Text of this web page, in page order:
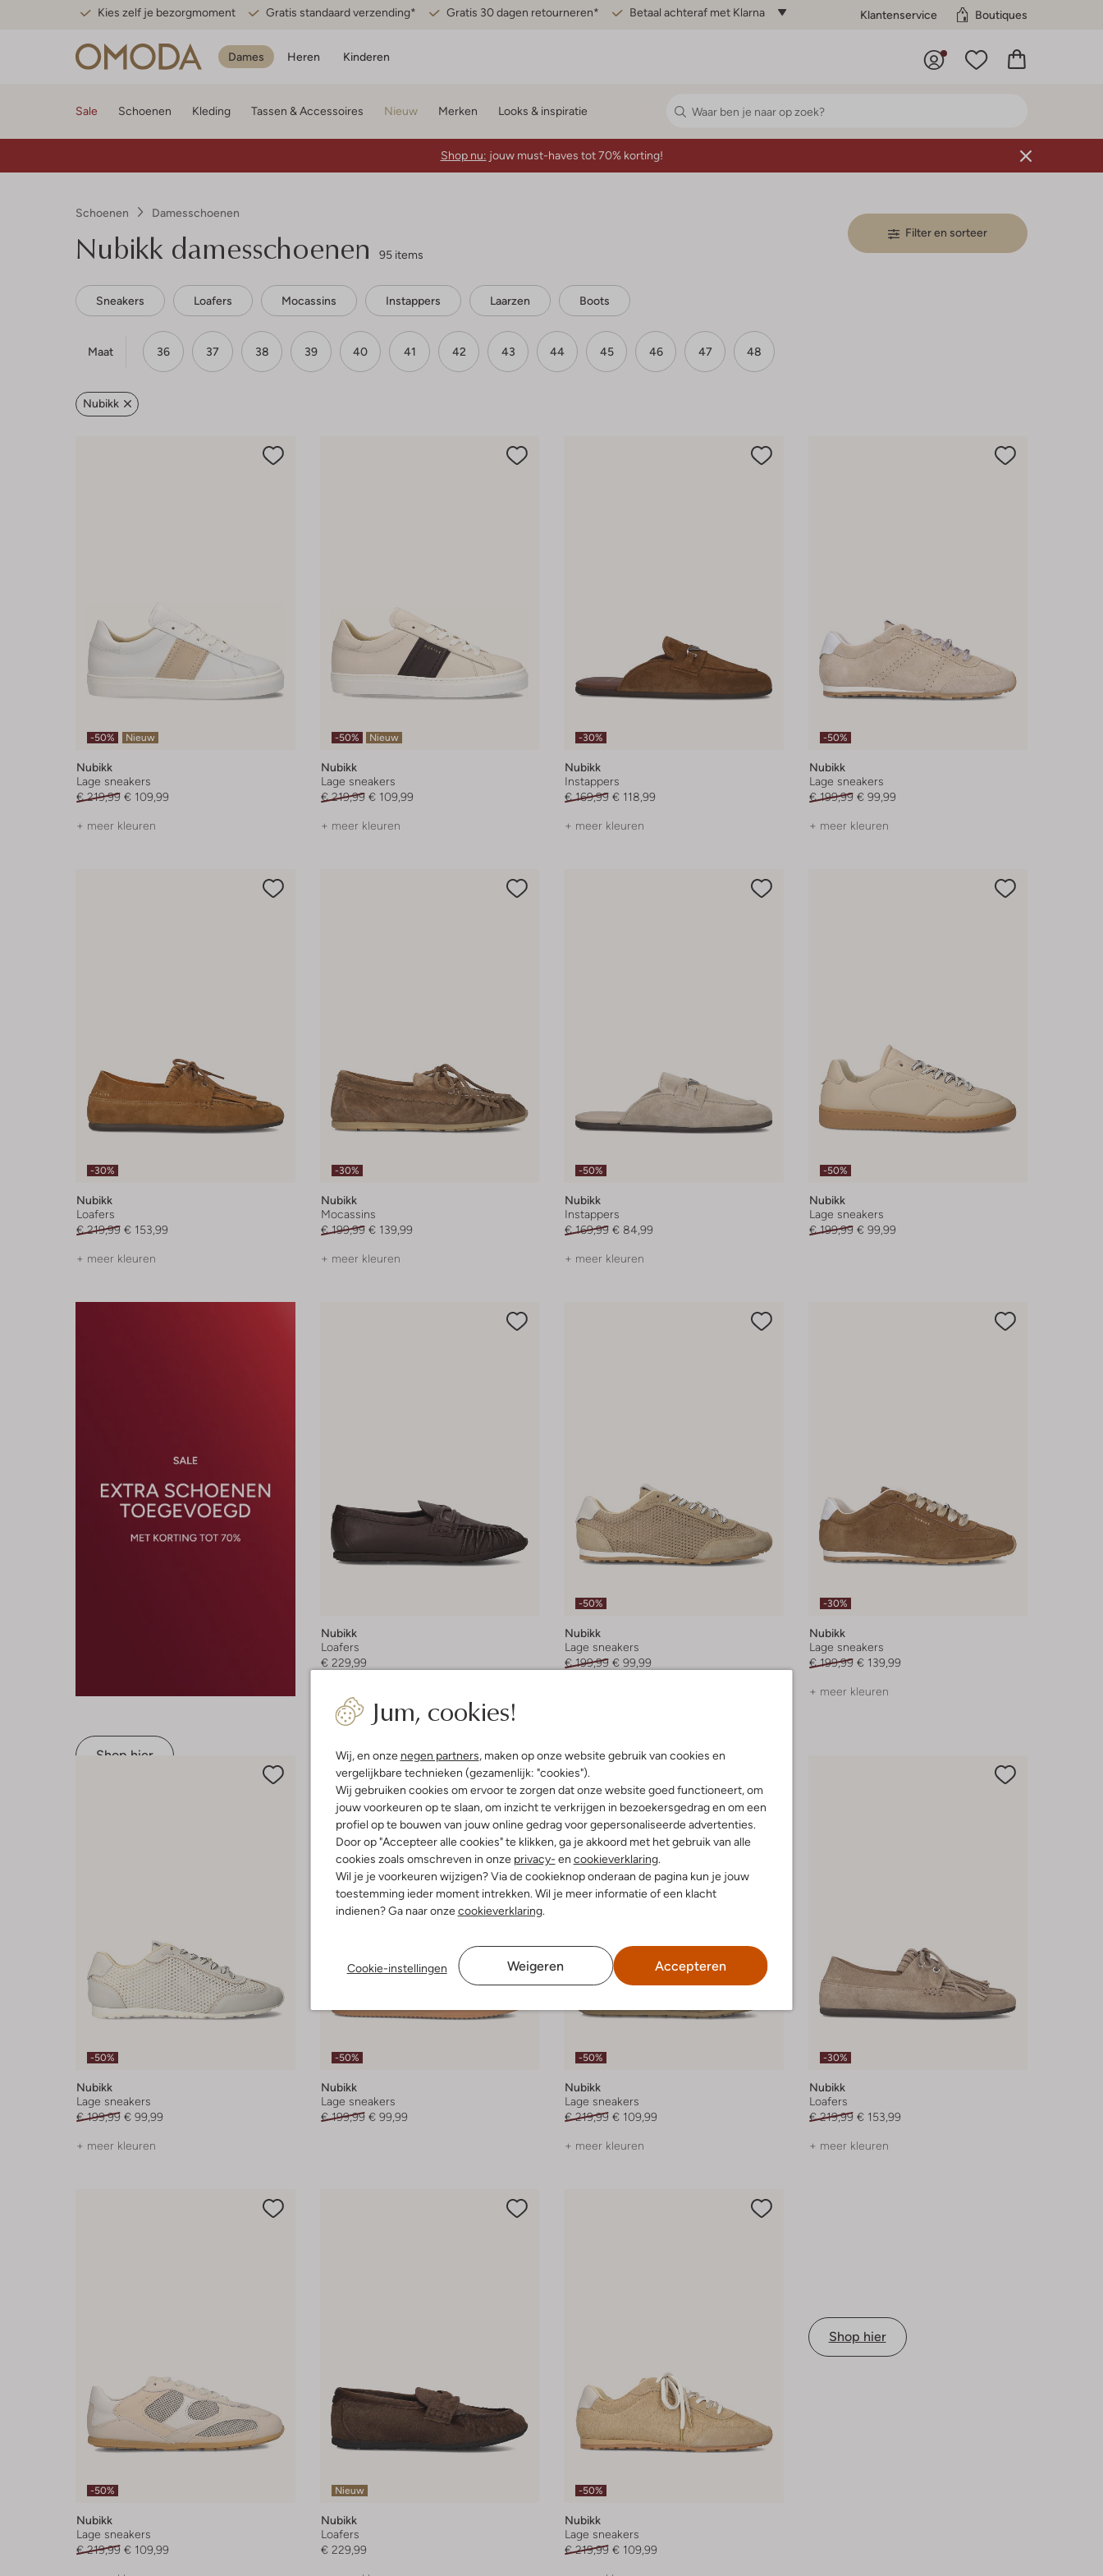
Kies zelf je bezorgmoment Gratis standaard verzending* Gratis 30 dagen retourneren* Betaal achteraf met Klarna Klantenservice Boutiques
Dames Heren Kinderen
Jum, cookies!
Wij, en onze negen partners, maken op onze website gebruik van cookies en
vergelijkbare technieken (gezamenlijk: "cookies").
Wij gebruiken cookies om ervoor te zorgen dat onze website goed functioneert, om
jouw voorkeuren op te slaan, om inzicht te verkrijgen in bezoekersgedrag en om een
profiel op te bouwen van jouw online gedrag voor gepersonaliseerde advertenties.
Door op "Accepteer alle cookies" te klikken, ga je akkoord met het gebruik van alle
cookies zoals omschreven in onze privacy- en cookieverklaring.
Wil je je voorkeuren wijzigen? Via de cookieknop onderaan de pagina kun je jouw
toestemming ieder moment intrekken. Wil je meer informatie of een klacht
indienen? Ga naar onzecookieverklaring.
Cookie-instellingen Weigeren Accepteren
Sale Schoenen Kleding Tassen & Accessoires Nieuw Merken Looks & inspiratie
Shop nu: jouw must-haves tot 70% korting!
Schoenen Damesschoenen
Nubikk damesschoenen 95 items
Filter en sorteer
Sneakers Loafers Mocassins Instappers Laarzen Boots
Maat 36 37 38 39 40 41 42 43 44 45 46 47 48
Nubikk
-50% Nieuw
Nubikk
Lage sneakers
€ 219,99 € 109,99
+ meer kleuren
-50% Nieuw
Nubikk
Lage sneakers
€ 219,99 € 109,99
+ meer kleuren
-30%
Nubikk
Instappers
€ 169,99 € 118,99
+ meer kleuren
-50%
Nubikk
Lage sneakers
€ 199,99 € 99,99
+ meer kleuren
-30%
Nubikk
Loafers
€ 219,99 € 153,99
+ meer kleuren
-30%
Nubikk
Mocassins
€ 199,99 € 139,99
+ meer kleuren
-50%
Nubikk
Instappers
€ 169,99 € 84,99
+ meer kleuren
-50%
Nubikk
Lage sneakers
€ 199,99 € 99,99
Shop hier
Nubikk
Loafers
€ 229,99
-50%
Nubikk
Lage sneakers
€ 199,99 € 99,99
-30%
Nubikk
Lage sneakers
€ 199,99 € 139,99
+ meer kleuren
-50%
Nubikk
Lage sneakers
€ 199,99 € 99,99
+ meer kleuren
-50%
Nubikk
Lage sneakers
€ 199,99 € 99,99
-50%
Nubikk
Lage sneakers
€ 219,99 € 109,99
+ meer kleuren
-30%
Nubikk
Loafers
€ 219,99 € 153,99
+ meer kleuren
-50%
Nubikk
Lage sneakers
€ 219,99 € 109,99
Nieuw
Nubikk
Loafers
€ 229,99
-50%
Nubikk
Lage sneakers
€ 219,99 € 109,99
Shop hier